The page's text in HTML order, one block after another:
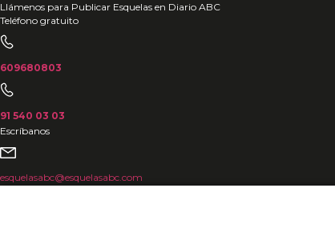
Ir
al
contenido
Llámenos para Publicar Esquelas en Diario ABC
Teléfono gratuito
609680803
91 540 03 03
Escríbanos
esquelasabc@esquelasabc.com